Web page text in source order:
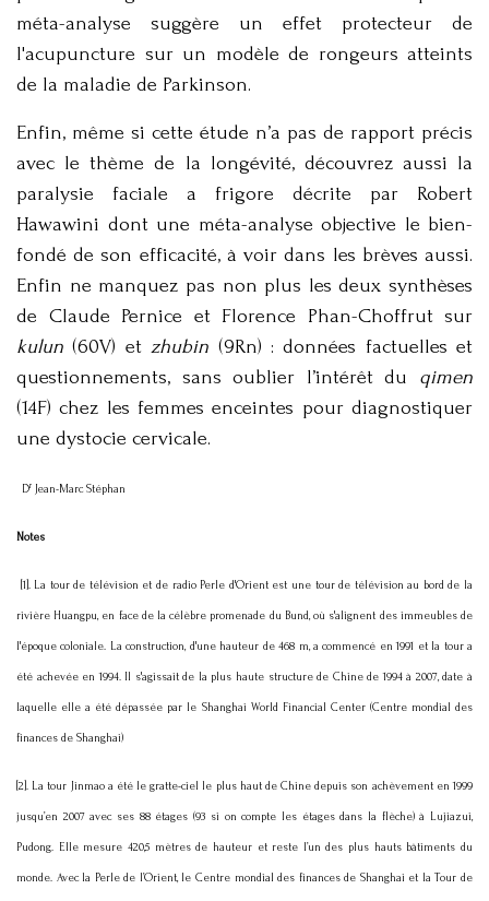
méta-analyse suggère un effet protecteur de
l'acupuncture sur un modèle de rongeurs atteints
de la maladie de Parkinson.
Enfin, même si cette étude n’a pas de rapport précis
avec le thème de la longévité, découvrez aussi la
paralysie faciale a frigore décrite par Robert
Hawawini dont une méta-analyse objective le bien-
fondé de son efficacité, à voir dans les brèves aussi.
Enfin ne manquez pas non plus les deux synthèses
de Claude Pernice et Florence Phan-Choffrut sur
kulun (60V) etzhubin (9Rn) : données factuelles et
questionnements, sans oublier l’intérêt du qimen
(14F) chez les femmes enceintes pour diagnostiquer
une dystocie cervicale.
Dr Jean-Marc Stéphan
Notes
[1]. La tour de télévision et de radio Perle d'Orient est une tour de télévision au bord de la
rivière Huangpu, en face de la célèbre promenade du Bund, où s'alignent des immeubles de
l'époque coloniale. La construction, d'une hauteur de 468 m, a commencé en 1991 et la tour a
été achevée en 1994. Il s'agissait de la plus haute structure de Chine de 1994 à 2007, date à
laquelle elle a été dépassée par le Shanghai World Financial Center (Centre mondial des
finances de Shanghai)
[2]. La tour Jinmao a été le gratte-ciel le plus haut de Chine depuis son achèvement en 1999
jusqu’en 2007 avec ses 88 étages (93 si on compte les étages dans la flèche) à Lujiazui,
Pudong. Elle mesure 420,5 mètres de hauteur et reste l’un des plus hauts bâtiments du
monde. Avec la Perle de l’Orient, le Centre mondial des finances de Shanghai et la Tour de